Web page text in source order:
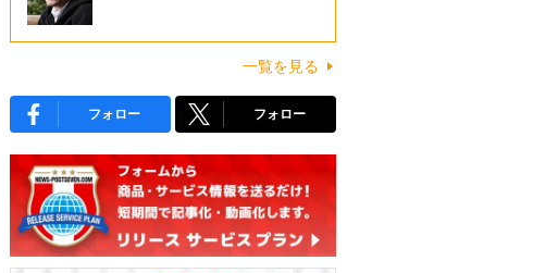
一覧を見る
フォロー フォロー